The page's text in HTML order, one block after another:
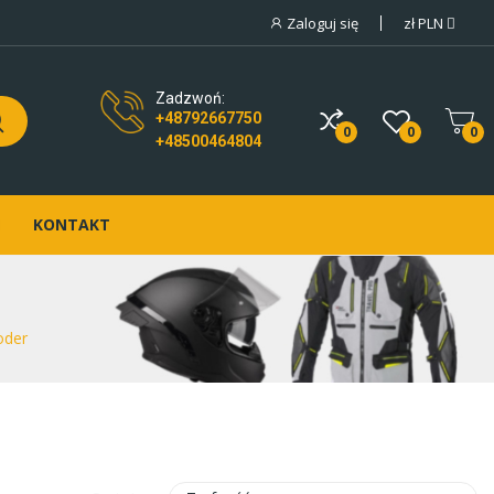
Zaloguj się złPLN
Zadzwoń:
+48792667750
+48500464804
0 0 0
KONTAKT